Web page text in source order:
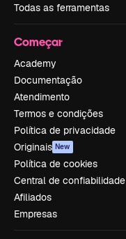
Todas as ferramentas
Começar
Academy
Documentação
Atendimento
Termos e condições
Política de privacidade
Originais New
Política de cookies
Central de confiabilidade
Afiliados
Empresas